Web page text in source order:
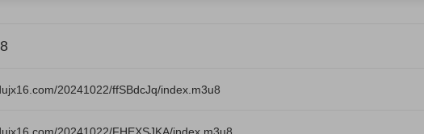
20241022/ffSBdcJq/index.m3u8